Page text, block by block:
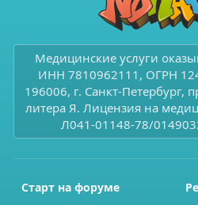
Медицинские услуги
ИНН 7810962111, ОГРН
196006, г. Санкт-Петербург,
литера Я. Лицензия на
Л041-01148-78/
Старт на форуме